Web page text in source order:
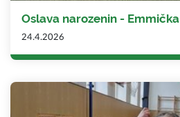
Oslava narozenin - Emmička
24.4.2026